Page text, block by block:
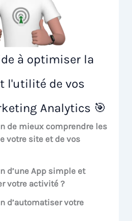
à optimiser la
l'utilité de vos
Analytics 🎯
de mieux comprendre les
votre site et de vos
d’une App simple et
votre activité ?
d’automatiser votre